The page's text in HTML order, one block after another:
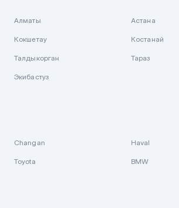
Алматы Астана
Кокшетау Костанай
Талдыкорган Тараз
Экибастуз
Changan Haval
Toyota BMW